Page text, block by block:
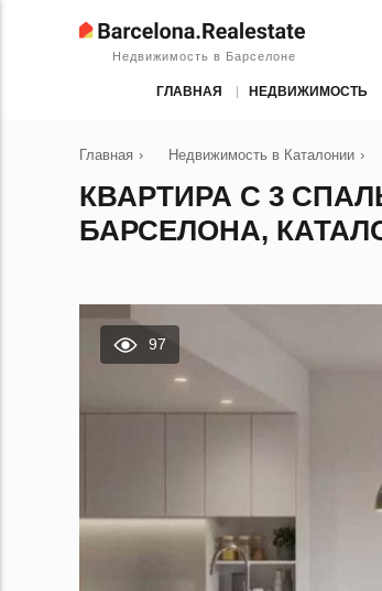
Недвижимость в Барселоне
ГЛАВНАЯ НЕДВИЖИМОСТЬ
Главная › Недвижимость в Каталонии ›
КВАРТИРА С 3
БАРСЕЛОНА,
97